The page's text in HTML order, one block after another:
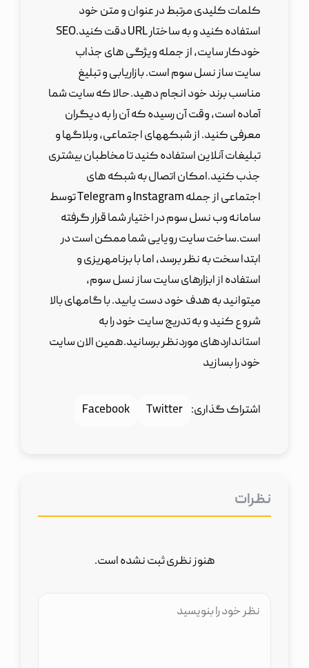
کلمات کلیدی مرتبط در عنوان و متن خود
استفاده کنید و به ساختار URL دقت کنید.SEO
خودکار سایت، از جمله ویژگی های جذاب
سایت ساز نسل سوم است. بازاریابی و تبلیغ
مناسب برند خود انجام دهید.حالا که سایت شما
آماده است، وقت آن رسیده که آن را به دیگران
معرفی کنید. از شبکههای اجتماعی، وبلاگها و
تبلیغات آنلاین استفاده کنید تا مخاطبان بیشتری
جذب کنید.امکان اتصال به شبکه های
اجتماعی از جمله Instagram و Telegram توسط
سامانه وب نسل سوم در اختیار شما قرار گرفته
است.ساخت سایت رویایی شما ممکن است در
ابتدا سخت به نظر برسد، اما با برنامهریزی و
استفاده از ابزارهای سایت ساز نسل سوم،
میتوانید به هدف خود دست یابید. با گامهای بالا
شروع کنید و به تدریج سایت خود را به
استانداردهای موردنظر برسانید.همین الان سایت
خود را بسازید
اشتراک گذاری: Twitter
Facebook
نظرات
هنوز نظری ثبت نشده است.